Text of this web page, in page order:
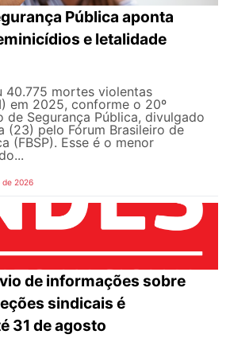
Pública aponta
e letalidade
40.775 mortes violentas
em 2025, conforme o 20º
de Segurança Pública, divulgado
(23) pelo Fórum Brasileiro de
(FBSP). Esse é o menor
de 2026
de informações sobre
sindicais é
31 de agosto